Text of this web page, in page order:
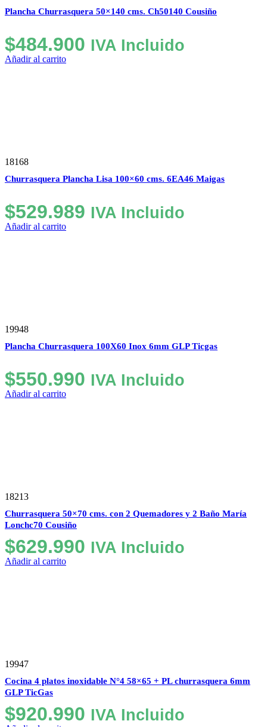
Plancha Churrasquera 50×140 cms. Ch50140 Cousiño
$484.900 IVA Incluido
Añadir al carrito
18168
Churrasquera Plancha Lisa 100×60 cms. 6EA46 Maigas
$529.989 IVA Incluido
Añadir al carrito
19948
Plancha Churrasquera 100X60 Inox 6mm GLP Ticgas
$550.990 IVA Incluido
Añadir al carrito
18213
Churrasquera 50×70 cms. con 2 Quemadores y 2 Baño María
Lonchc70 Cousiño
$629.990 IVA Incluido
Añadir al carrito
19947
Cocina 4 platos inoxidable N°4 58×65 + PL churrasquera 6mm
GLP TicGas
$920.990 IVA Incluido
de
1
a
,
No fue buena Muy Buena
Saltar